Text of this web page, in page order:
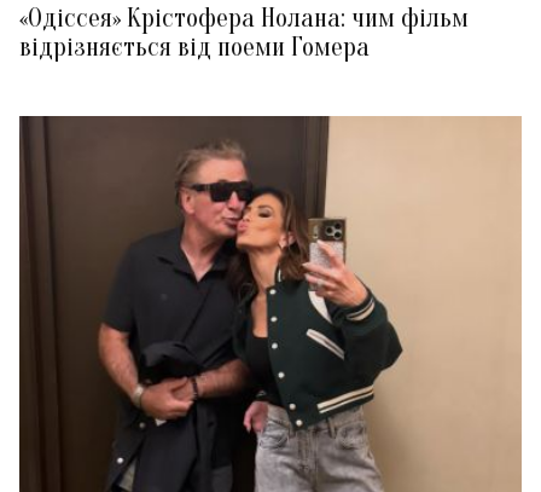
«Одіссея» Крістофера Нолана: чим фільм
відрізняється від поеми Гомера